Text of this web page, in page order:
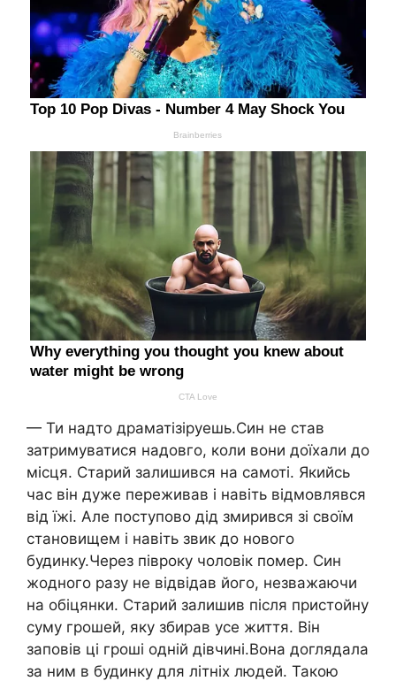
— Ти надто драматізіруешь.Син не став
затримуватися надовго, коли вони доїхали до
місця. Старий залишився на самоті. Якийсь
час він дуже переживав і навіть відмовлявся
від їжі. Але поступово дід змирився зі своїм
становищем і навіть звик до нового
будинку.Через півроку чоловік помер. Син
жодного разу не відвідав його, незважаючи
на обіцянки. Старий залишив після пристойну
суму грошей, яку збирав усе життя. Він
заповів ці гроші одній дівчині.Вона доглядала
за ним в будинку для літніх людей. Такою